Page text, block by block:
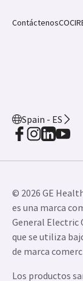
ContáctenosCOCIR
Spain - ES
© 2026 GE
es una marca
General Electric
que se utiliza
de marca
Los productos